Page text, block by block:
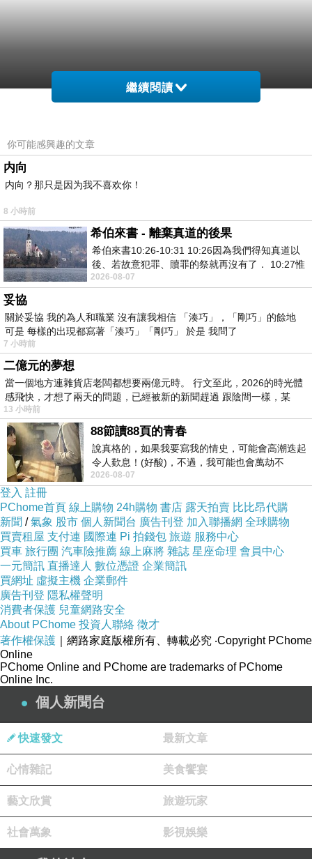
繼續閱讀
你可能感興趣的文章
内向
内向？那只是因为我不喜欢你！
8 小時前
希伯來書 - 離棄真道的後果
希伯來書10:26-10:31 10:26因為我們得知真道以
後、若故意犯罪、贖罪的祭就再沒有了． 10:27惟
有戰懼等候審判和那燒滅眾敵人的烈火
2026-08-07
妥協
關於妥協 我的為人和職業 沒有讓我相信 「湊巧」，「剛巧」的餘地
可是 每樣的出現都寫著「湊巧」「剛巧」 於是 我問了
7 小時前
二億元的夢想
當一個地方連雜貨店老闆都想要兩億元時。 行文至此，2026的時光體
感飛快，才想了兩天的問題，已經被新的新聞趕過 跟陰間一樣，某
13 小時前
88節讀88頁的青春
說真格的，如果我要寫我的情史，可能會高潮迭起
令人歎息！(好酸)，不過，我可能也會萬劫不
復...，每天跪鍵盤還是被判了花心的罪
2026-08-07
登入 註冊
PChome首頁 線上購物 24h購物 書店 露天拍賣 比比昂代購
新聞 /氣象 股市 個人新聞台 廣告刊登 加入聯播網 全球購物
買賣租屋 支付連 國際連 Pi 拍錢包 旅遊 服務中心
買車 旅行團 汽車險推薦 線上麻將 雜誌 星座命理 會員中心
一元簡訊 直播達人 數位憑證 企業簡訊
買網址 虛擬主機 企業郵件
廣告刊登 隱私權聲明
消費者保護 兒童網路安全
About PChome 投資人聯絡 徵才
著作權保護 ｜網路家庭版權所有、轉載必究 ‧Copyright PChome
Online
PChome Online and PChome are trademarks of PChome
Online Inc.
個人新聞台
快速發文 最新文章
心情雜記 美食饗宴
藝文欣賞 旅遊玩家
社會萬象 影視娛樂